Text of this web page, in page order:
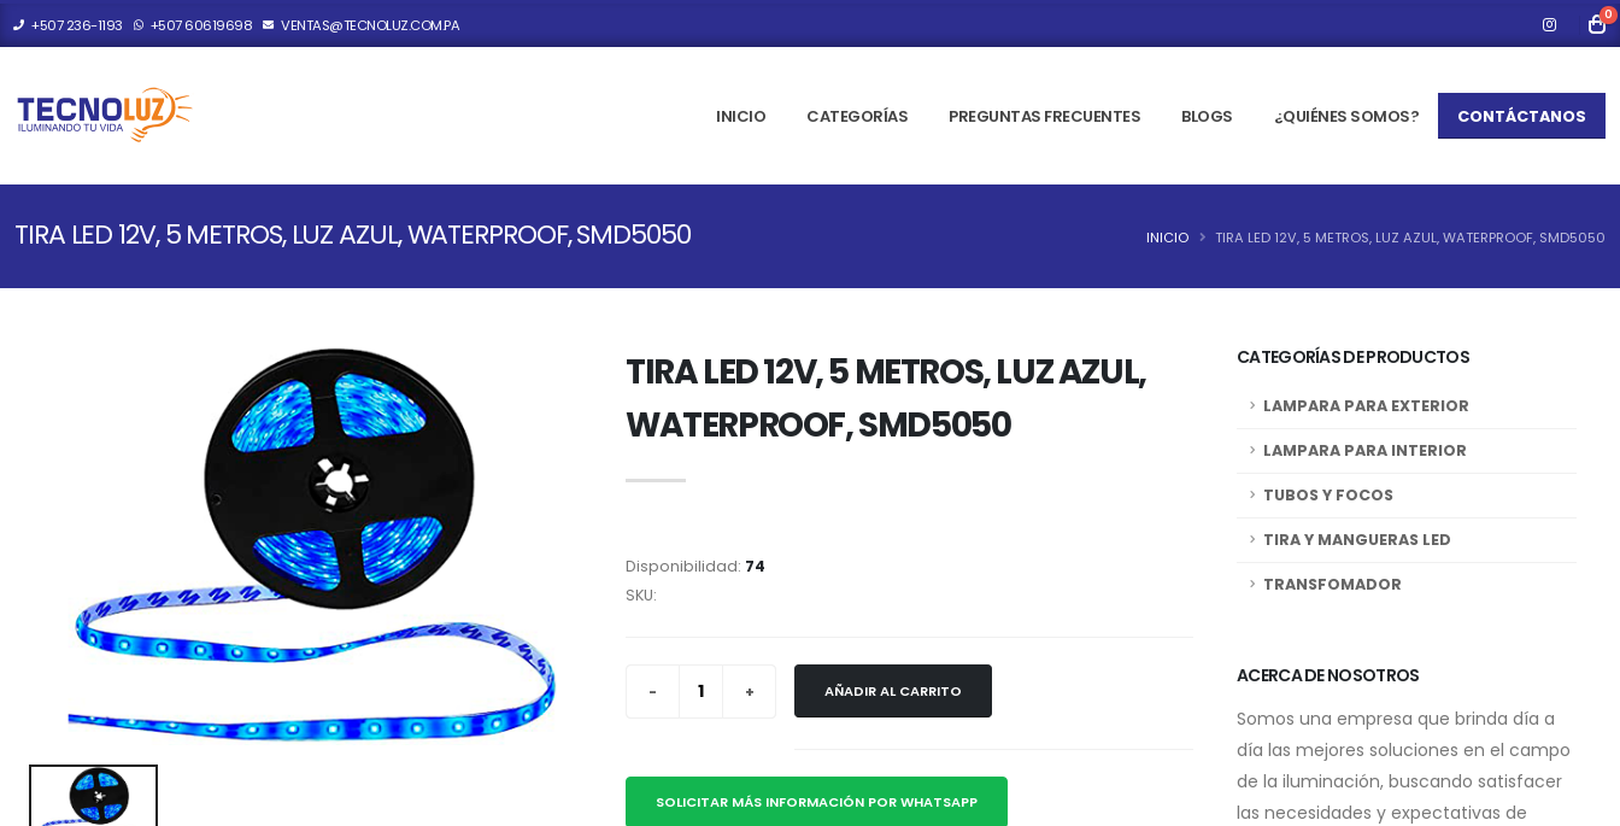
+507 236-1193 +507 60619698 VENTAS@TECNOLUZ.COM.PA
0
INICIO CATEGORÍAS PREGUNTAS FRECUENTES BLOGS ¿QUIÉNES SOMOS? CONTÁCTANOS
TIRA LED 12V, 5 METROS, LUZ AZUL, WATERPROOF, SMD5050 INICIO TIRA LED 12V, 5 METROS, LUZ AZUL, WATERPROOF, SMD5050
TIRA LED 12V, 5 METROS, LUZ AZUL,
WATERPROOF, SMD5050
Disponibilidad: 74
SKU:
AÑADIR AL CARRITO
SOLICITAR MÁS INFORMACIÓN POR WHATSAPP
CATEGORÍAS DE PRODUCTOS
LAMPARA PARA EXTERIOR
LAMPARA PARA INTERIOR
TUBOS Y FOCOS
TIRA Y MANGUERAS LED
TRANSFOMADOR
ACERCA DE NOSOTROS
Somos una empresa que brinda día a
día las mejores soluciones en el campo
de la iluminación, buscando satisfacer
las necesidades y expectativas de